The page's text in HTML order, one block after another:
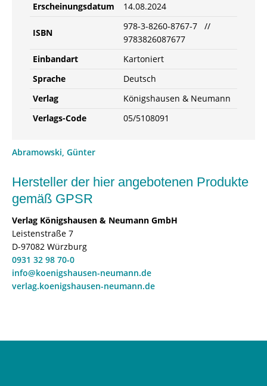
Erscheinungsdatum
14.08.2024
ISBN
978-3-8260-8767-7 //
9783826087677
Einbandart
Kartoniert
Sprache
Deutsch
Verlag
Königshausen & Neumann
Verlags-Code
05/5108091
Abramowski, Günter
Hersteller der hier angebotenen Produkte
gemäß GPSR
Verlag Königshausen & Neumann GmbH
Leistenstraße 7
D-97082 Würzburg
0931 32 98 70-0
info@koenigshausen-neumann.de
verlag.koenigshausen-neumann.de